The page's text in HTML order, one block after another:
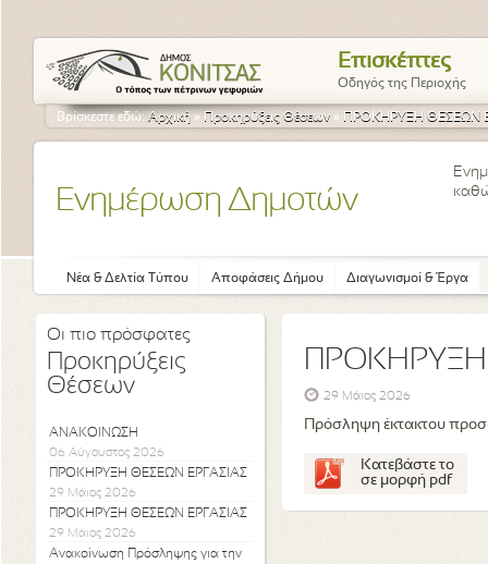
Επισκέπτες
Οδηγός της Περιοχής
Βρίσκεστε εδώ:Αρχική » Προκηρύξεις Θέσεων » ΠΡΟΚΗΡΥΞΗ ΘΕΣΕΩΝ
Ενημέρωση Δημοτών
Νέα & Δελτία Τύπου Αποφάσεις Δήμου Διαγωνισμοί & Έργα
Οι πιο πρόσφατες
Προκηρύξεις
Θέσεων
ΑΝΑΚΟΙΝΩΣΗ
06 Αύγουστος 2026
ΠΡΟΚΗΡΥΞΗ ΘΕΣΕΩΝ ΕΡΓΑΣΙΑΣ
29 Μάιος 2026
ΠΡΟΚΗΡΥΞΗ ΘΕΣΕΩΝ ΕΡΓΑΣΙΑΣ
29 Μάιος 2026
Ανακοίνωση Πρόσληψης για την
29 Μάιος 2026
Πρόσληψη έκτακτου
Κατεβάστε το
σε μορφή pdf